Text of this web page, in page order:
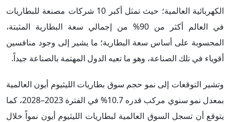
الكهربائية العالمية؛ حيث تمثل أكبر 10 شركات مصنعة للبطاريات
في العالم أكثر من 90% من إجمالي سعة البطارية المثبتة،
المحسوبة على أساس سعة البطارية؛ ما يشير إلى وجود منافسين
أقوياء في تلك الصناعة، وهو ما تعيه الدول المهتمة بالصناعة جيداً.
وتشير التوقعات إلى نمو حجم سوق بطاريات الليثيوم أيون العالمية
بمعدل نمو سنوي مركب قدره 10.7% في الفترة 2023–2028، كما
يتوقع أن تسجل السوق العالمية لبطاريات الليثيوم أيون نمواً خلال